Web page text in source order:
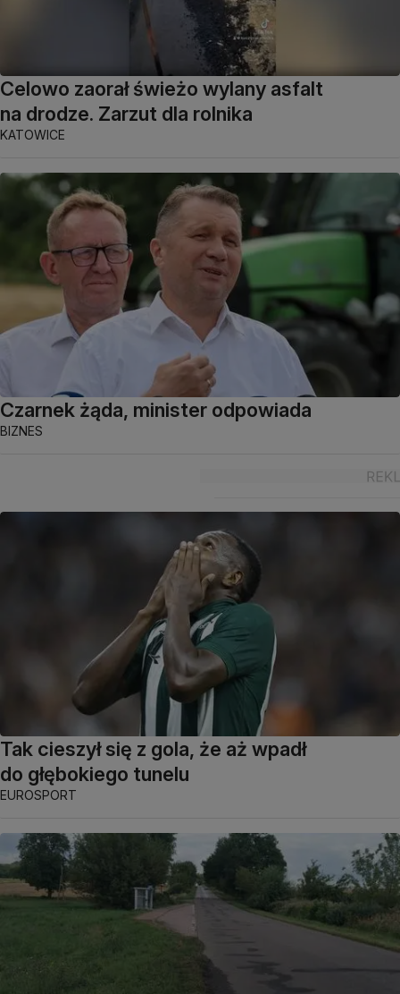
Celowo zaorał świeżo wylany asfalt
na drodze. Zarzut dla rolnika
KATOWICE
Czarnek żąda, minister odpowiada
BIZNES
Tak cieszył się z gola, że aż wpadł
do głębokiego tunelu
EUROSPORT